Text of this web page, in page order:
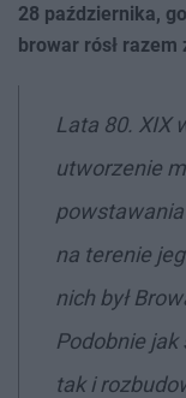
28 października,
browar rósł razem
Lata 80. XIX
utworzenie
na terenie
nich był
Podobnie
tak i